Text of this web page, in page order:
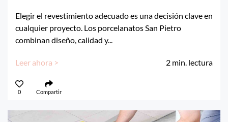
Elegir el revestimiento adecuado es una decisión clave en
cualquier proyecto. Los porcelanatos San Pietro
combinan diseño, calidad y...
Leer ahora > 2 min. lectura
0 Compartir